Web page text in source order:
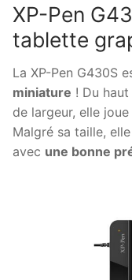
XP-Pen
tablette
La XP-Pen G430S
miniature ! Du
de largeur, elle
Malgré sa taille,
avec une bonne